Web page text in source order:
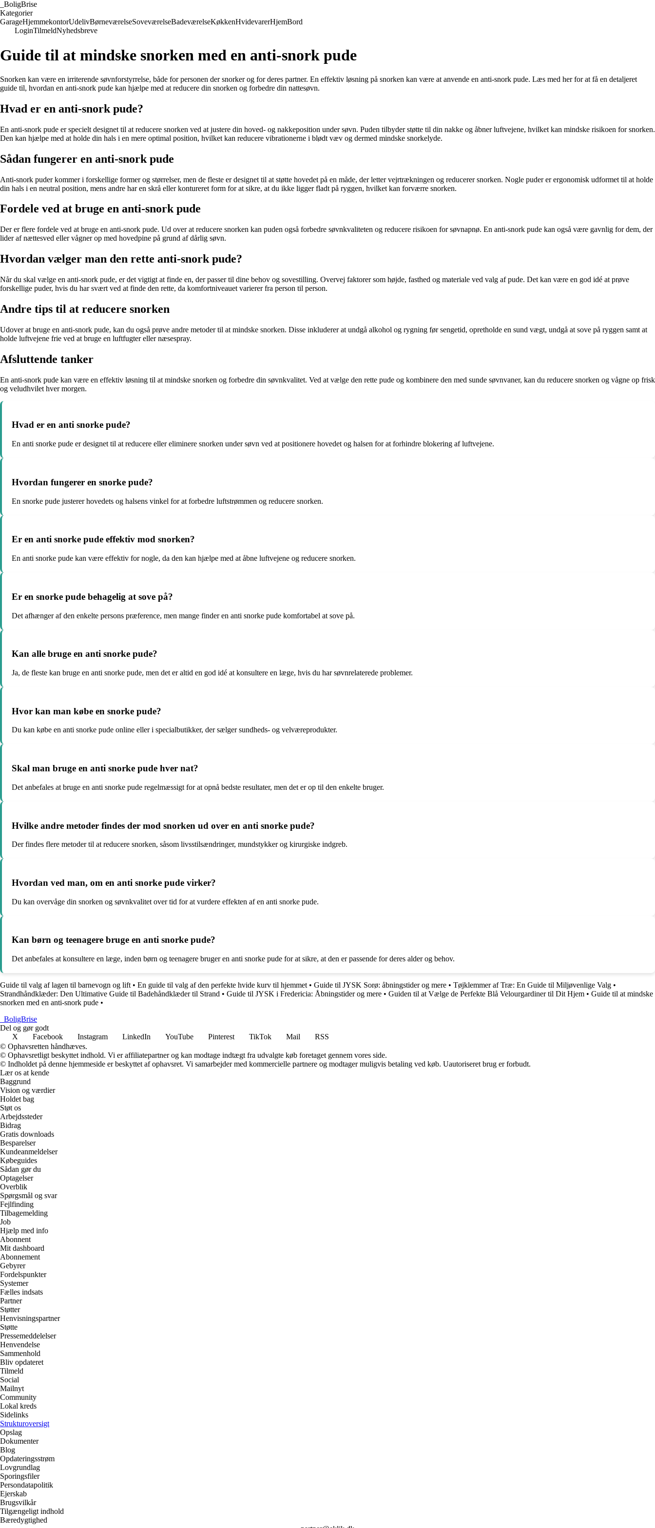
BoligBrise
Kategorier
GarageHjemmekontorUdelivBørneværelseSoveværelseBadeværelseKøkkenHvidevarerHjemBord
LoginTilmeldNyhedsbreve
Guide til at mindske snorken med en anti-snork pude
Snorken kan være en irriterende søvnforstyrrelse, både for personen der snorker og for deres partner. En effektiv løsning på snorken kan være at anvende en anti-snork pude. Læs med her for at få en detaljeret
guide til, hvordan en anti-snork pude kan hjælpe med at reducere din snorken og forbedre din nattesøvn.
Hvad er en anti-snork pude?
En anti-snork pude er specielt designet til at reducere snorken ved at justere din hoved- og nakkeposition under søvn. Puden tilbyder støtte til din nakke og åbner luftvejene, hvilket kan mindske risikoen for snorken.
Den kan hjælpe med at holde din hals i en mere optimal position, hvilket kan reducere vibrationerne i blødt væv og dermed mindske snorkelyde.
Sådan fungerer en anti-snork pude
Anti-snork puder kommer i forskellige former og størrelser, men de fleste er designet til at støtte hovedet på en måde, der letter vejrtrækningen og reducerer snorken. Nogle puder er ergonomisk udformet til at holde
din hals i en neutral position, mens andre har en skrå eller kontureret form for at sikre, at du ikke ligger fladt på ryggen, hvilket kan forværre snorken.
Fordele ved at bruge en anti-snork pude
Der er flere fordele ved at bruge en anti-snork pude. Ud over at reducere snorken kan puden også forbedre søvnkvaliteten og reducere risikoen for søvnapnø. En anti-snork pude kan også være gavnlig for dem, der
lider af nættesved eller vågner op med hovedpine på grund af dårlig søvn.
Hvordan vælger man den rette anti-snork pude?
Når du skal vælge en anti-snork pude, er det vigtigt at finde en, der passer til dine behov og sovestilling. Overvej faktorer som højde, fasthed og materiale ved valg af pude. Det kan være en god idé at prøve
forskellige puder, hvis du har svært ved at finde den rette, da komfortniveauet varierer fra person til person.
Andre tips til at reducere snorken
Udover at bruge en anti-snork pude, kan du også prøve andre metoder til at mindske snorken. Disse inkluderer at undgå alkohol og rygning før sengetid, opretholde en sund vægt, undgå at sove på ryggen samt at
holde luftvejene frie ved at bruge en luftfugter eller næsespray.
Afsluttende tanker
En anti-snork pude kan være en effektiv løsning til at mindske snorken og forbedre din søvnkvalitet. Ved at vælge den rette pude og kombinere den med sunde søvnvaner, kan du reducere snorken og vågne op frisk
og veludhvilet hver morgen.
Hvad er en anti snorke pude?
En anti snorke pude er designet til at reducere eller eliminere snorken under søvn ved at positionere hovedet og halsen for at forhindre blokering af luftvejene.
Hvordan fungerer en snorke pude?
En snorke pude justerer hovedets og halsens vinkel for at forbedre luftstrømmen og reducere snorken.
Er en anti snorke pude effektiv mod snorken?
En anti snorke pude kan være effektiv for nogle, da den kan hjælpe med at åbne luftvejene og reducere snorken.
Er en snorke pude behagelig at sove på?
Det afhænger af den enkelte persons præference, men mange finder en anti snorke pude komfortabel at sove på.
Kan alle bruge en anti snorke pude?
Ja, de fleste kan bruge en anti snorke pude, men det er altid en god idé at konsultere en læge, hvis du har søvnrelaterede problemer.
Hvor kan man købe en snorke pude?
Du kan købe en anti snorke pude online eller i specialbutikker, der sælger sundheds- og velværeprodukter.
Skal man bruge en anti snorke pude hver nat?
Det anbefales at bruge en anti snorke pude regelmæssigt for at opnå bedste resultater, men det er op til den enkelte bruger.
Hvilke andre metoder findes der mod snorken ud over en anti snorke pude?
Der findes flere metoder til at reducere snorken, såsom livsstilsændringer, mundstykker og kirurgiske indgreb.
Hvordan ved man, om en anti snorke pude virker?
Du kan overvåge din snorken og søvnkvalitet over tid for at vurdere effekten af en anti snorke pude.
Kan børn og teenagere bruge en anti snorke pude?
Det anbefales at konsultere en læge, inden børn og teenagere bruger en anti snorke pude for at sikre, at den er passende for deres alder og behov.
Guide til valg af lagen til barnevogn og lift • En guide til valg af den perfekte hvide kurv til hjemmet • Guide til JYSK Sorø: åbningstider og mere • Tøjklemmer af Træ: En Guide til Miljøvenlige Valg •
Strandhåndklæder: Den Ultimative Guide til Badehåndklæder til Strand • Guide til JYSK i Fredericia: Åbningstider og mere • Guiden til at Vælge de Perfekte Blå Velourgardiner til Dit Hjem • Guide til at mindske
snorken med en anti-snork pude •
BoligBrise
Del og gør godt
X
Facebook Instagram LinkedIn YouTube Pinterest TikTok Mail
RSS
© Ophavsretten håndhæves.
© Ophavsretligt beskyttet indhold. Vi er affiliatepartner og kan modtage indtægt fra udvalgte køb foretaget gennem vores side.
© Indholdet på denne hjemmeside er beskyttet af ophavsret. Vi samarbejder med kommercielle partnere og modtager muligvis betaling ved køb. Uautoriseret brug er forbudt.
Lær os at kende
Baggrund
Vision og værdier
Holdet bag
Støt os
Arbejdssteder
Bidrag
Gratis downloads
Besparelser
Kundeanmeldelser
Købeguides
Sådan gør du
Optagelser
Overblik
Spørgsmål og svar
Fejlfinding
Tilbagemelding
Job
Hjælp med info
Abonnent
Mit dashboard
Abonnement
Gebyrer
Fordelspunkter
Systemer
Fælles indsats
Partner
Støtter
Henvisningspartner
Støtte
Pressemeddelelser
Henvendelse
Sammenhold
Bliv opdateret
Tilmeld
Social
Mailnyt
Community
Lokal kreds
Sidelinks
Strukturoversigt
Opslag
Dokumenter
Blog
Opdateringsstrøm
Lovgrundlag
Sporingsfiler
Persondatapolitik
Ejerskab
Brugsvilkår
Tilgængeligt indhold
Bæredygtighed